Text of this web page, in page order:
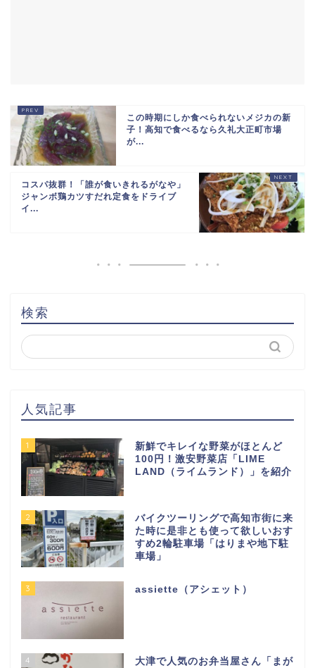
この時期にしか食べられないメジカの新
子！高知で食べるなら久礼大正町市場
が...
コスパ抜群！「誰が食いきれるがなや」
ジャンボ鶏カツすだれ定食をドライブ
イ...
検索
人気記事
1
新鮮でキレイな野菜がほとんど
100円！激安野菜店「LIME
LAND（ライムランド）」を紹介
2
バイクツーリングで高知市街に来
た時に是非とも使って欲しいおす
すめ2輪駐車場「はりまや地下駐
車場」
3 assiette（アシェット）
4
大津で人気のお弁当屋さん「まが